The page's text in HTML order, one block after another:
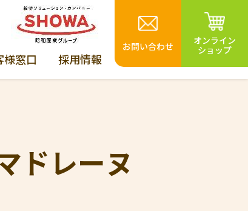
様窓口 採用情報
お問い合わせ
オンライン
ショップ
ドレーヌ